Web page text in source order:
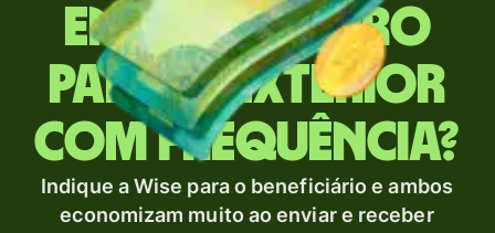
Envia dinheiro
para o exterior
com frequência?
Indique a Wise para o beneficiário e ambos
economizam muito ao enviar e receber